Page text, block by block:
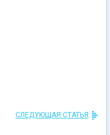
СЛЕДУЮЩАЯ СТАТЬЯ